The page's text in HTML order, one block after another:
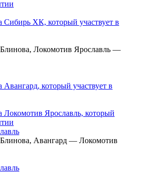
Локомотив Ярославль —
Авангард — Локомотив